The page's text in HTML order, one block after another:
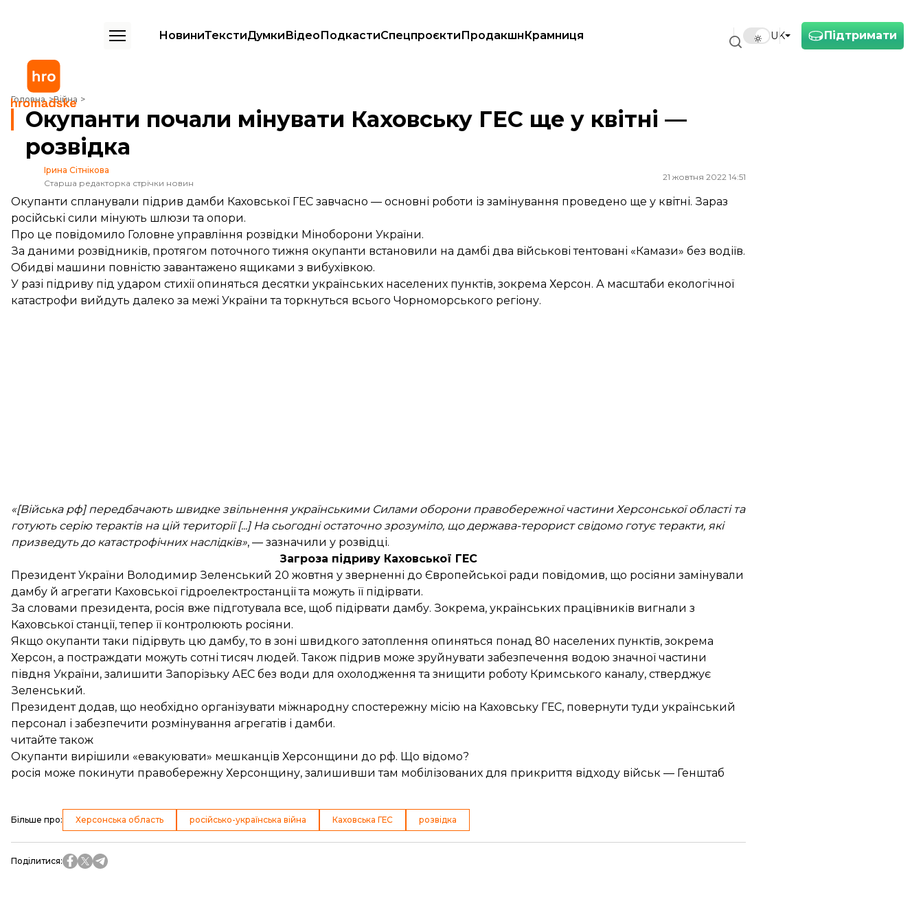
Підтримати
UK
НовиниТекстиДумкиВідеоПодкастиСпецпроєктиПродакшнКрамниця
Головна Війна
Окупанти почали мінувати Каховську ГЕС ще у квітні — розвідка
Окупанти почали мінувати Каховську ГЕС ще у квітні —
розвідка
Ірина Сітнікова
Старша редакторка стрічки новин
21 жовтня 2022 14:51
Окупанти спланували підрив дамби Каховської ГЕС завчасно — основні роботи із замінування проведено ще у квітні. Зараз
російські сили мінують шлюзи та опори.
Про це повідомило Головне управління розвідки Міноборони України.
За даними розвідників, протягом поточного тижня окупанти встановили на дамбі два військові тентовані «Камази» без водіїв.
Обидві машини повністю завантажено ящиками з вибухівкою.
У разі підриву під ударом стихії опиняться десятки українських населених пунктів, зокрема Херсон. А масштаби екологічної
катастрофи вийдуть далеко за межі України та торкнуться всього Чорноморського регіону.
«[Війська рф] передбачають швидке звільнення українськими Силами оборони правобережної частини Херсонської області та
готують серію терактів на цій території [...] На сьогодні остаточно зрозуміло, що держава-терорист свідомо готує теракти, які
призведуть до катастрофічних наслідків», — зазначили у розвідці.
Загроза підриву Каховської ГЕС
Президент України Володимир Зеленський 20 жовтня у зверненні до Європейської ради повідомив, що росіяни замінували
дамбу й агрегати Каховської гідроелектростанції та можуть її підірвати.
За словами президента, росія вже підготувала все, щоб підірвати дамбу. Зокрема, українських працівників вигнали з
Каховської станції, тепер її контролюють росіяни.
Якщо окупанти таки підірвуть цю дамбу, то в зоні швидкого затоплення опиняться понад 80 населених пунктів, зокрема
Херсон, а постраждати можуть сотні тисяч людей. Також підрив може зруйнувати забезпечення водою значної частини
півдня України, залишити Запорізьку АЕС без води для охолодження та знищити роботу Кримського каналу, стверджує
Зеленський.
Президент додав, що необхідно організувати міжнародну спостережну місію на Каховську ГЕС, повернути туди український
персонал і забезпечити розмінування агрегатів і дамби.
читайте також
Окупанти вирішили «евакуювати» мешканців Херсонщини до рф. Що відомо?
росія може покинути правобережну Херсонщину, залишивши там мобілізованих для прикриття відходу військ — Генштаб
Більше про: Херсонська область російсько-українська війна Каховська ГЕС розвідка
Поділитися: